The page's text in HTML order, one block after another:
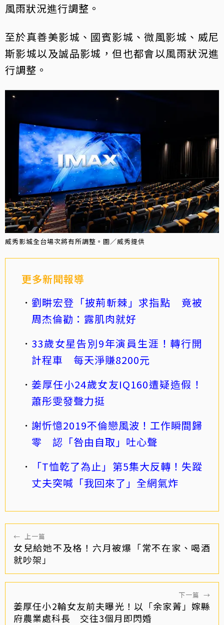
風雨狀況進行調整。
至於真善美影城、國賓影城、微風影城、威尼
斯影城以及誠品影城，但也都會以風雨狀況進
行調整。
威秀影城全台場次將有所調整。圖／威秀提供
更多新聞報導
劉畊宏登「披荊斬棘」求指點 竟被
周杰倫勸：露肌肉就好
33歲女星告別9年演員生涯！轉行開
計程車 每天淨賺8200元
姜厚任小24歲女友IQ160遭疑造假！
蕭彤雯發聲力挺
謝忻憶2019不倫戀風波！工作瞬間歸
零 認「咎由自取」吐心聲
「T恤乾了為止」第5集大反轉！失蹤
丈夫突喊「我回來了」全網氣炸
← 上一篇
女兒給她不及格！六月被爆「常不在家、喝酒
就吵架」
下一篇 →
姜厚任小2輪女友前夫曝光！以「余家菁」嫁縣
府農業處科長 交往3個月即閃婚